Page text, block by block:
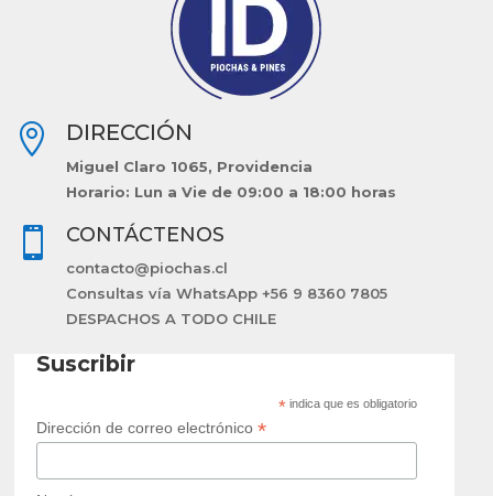
 DIRECCIÓN
Miguel Claro 1065, Providencia
Horario: Lun a Vie de 09:00 a 18:00 horas
 CONTÁCTENOS
contacto@piochas.cl
Consultas vía WhatsApp +56 9 8360 7805
DESPACHOS A TODO CHILE
Suscribir
* indica que es obligatorio
Dirección de correo electrónico*